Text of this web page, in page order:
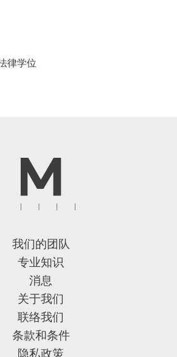
律学位
我们的团队
专业知识
消息
关于我们
联络我们
条款和条件
隐私政策